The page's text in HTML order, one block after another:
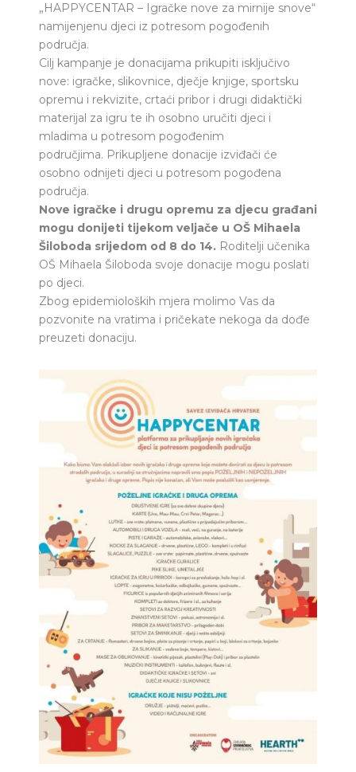
„HAPPYCENTAR – Igračke nove za mirnije snove“
namijenjenu djeci iz potresom pogođenih
područja.
Cilj kampanje je donacijama prikupiti isključivo
nove: igračke, slikovnice, dječje knjige, sportsku
opremu i rekvizite, crtaći pribor i drugi didaktički
materijal za igru te ih osobno uručiti djeci i
mladima u potresom pogođenim
područjima. Prikupljene donacije izviđači će
osobno odnijeti djeci u potresom pogođena
područja.
Nove igračke i drugu opremu za djecu građani
mogu donijeti tijekom veljače u OŠ Mihaela
Šiloboda srijedom od 8 do 14. Roditelji učenika
OŠ Mihaela Šiloboda svoje donacije mogu poslati
po djeci.
Zbog epidemioloških mjera molimo Vas da
pozvonite na vratima i pričekate nekoga da dođe
preuzeti donaciju.